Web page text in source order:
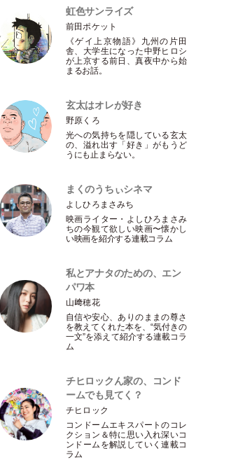
虹色サンライズ
前田ポケット
《ゲイ上京物語》九州の片田
舎、大学生になった中野ヒロシ
が上京する前日、真夜中から始
まるお話。
玄太はオレが好き
野原くろ
光への気持ちを隠している玄太
の、溢れ出す 「好き 」がもうど
うにも止まらない。
まくのうちぃシネマ
よしひろまさみち
映画ライター ・ よしひろまさみ
ちの今観て欲しい映画〜懐かし
い映画を紹介する連載コラム
私とアナタのための、エン
パワ本
山﨑穂花
自信や安心、ありのままの尊さ
を教えてくれた本を、“気付きの
一文”を添えて紹介する連載コラ
ム
チヒロックん家の、コンド
ームでも見てく？
チヒロック
コンドームエキスパートのコレ
クション＆特に思い入れ深いコ
ンドームを解説していく連載コ
ラム